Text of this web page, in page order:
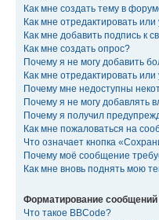
Как мне создать тему в
Как мне отредактировать
Как мне добавить подпись к
Как мне создать опрос?
Почему я не могу добавить
Как мне отредактировать
Почему мне недоступны
Почему я не могу добавлять
Почему я получил
Как мне пожаловаться на
Что означает кнопка
Почему моё сообщение
Как мне вновь поднять мою
Форматирование
Что такое BBCode?